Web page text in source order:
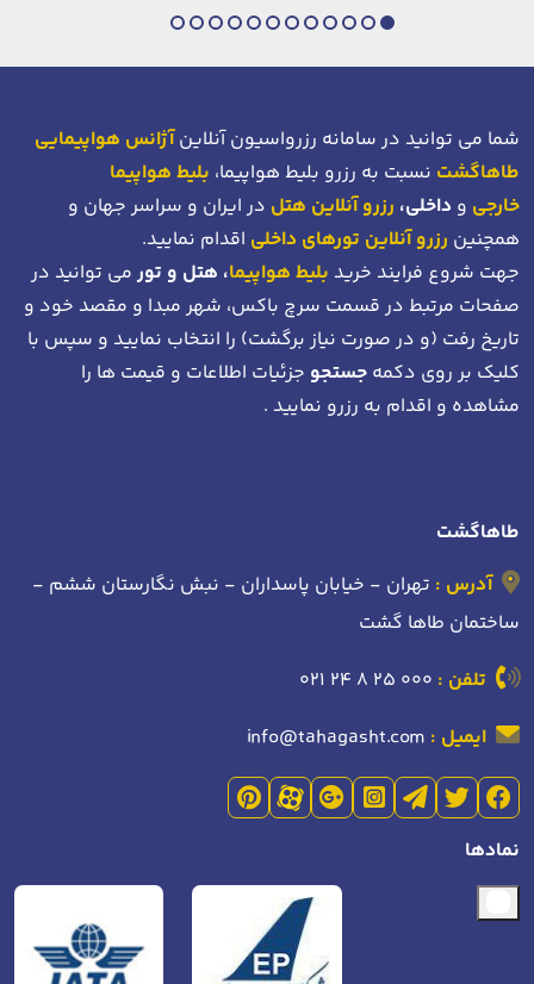
شما می توانید در سامانه رزرواسیون آنلاینآژانس هواپیمایی
طاهاگشت نسبت به رزرو بلیط هواپیما، بلیط هواپیما
خارجی و داخلی، رزرو آنلاین هتل در ایران و سراسر جهان و
همچنین رزرو آنلاین تورهای داخلی اقدام نمایید.
جهت شروع فرایند خرید بلیط هواپیما، هتل و تورمی توانید در
صفحات مرتبط در قسمت سرچ باکس، شهر مبدا و مقصد خود و
تاریخ رفت (و در صورت نیاز برگشت) را انتخاب نمایید و سپس با
کلیک بر روی دکمه جستجو جزئیات اطلاعات و قیمت ها را
مشاهده و اقدام به رزرو نمایید .
طاهاگشت
آدرس : تهران - خیابان پاسداران - نبش نگارستان ششم -
ساختمان طاها گشت
تلفن : 021 24 8 25 000
ایمیل : info@tahagasht.com
نمادها